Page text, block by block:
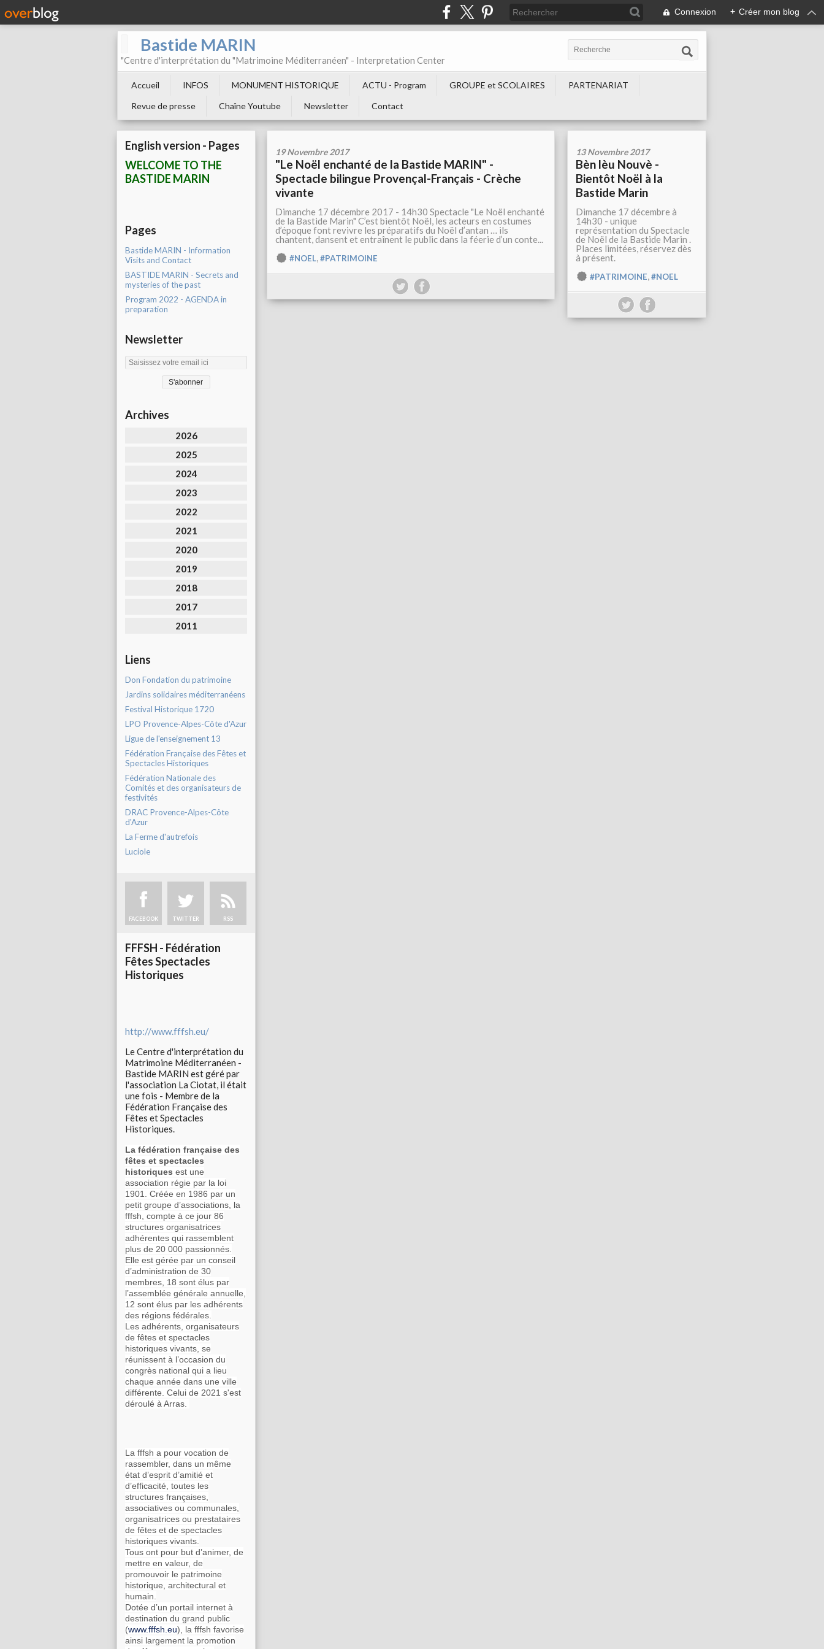
Connexion + Créer mon blog
Bastide MARIN
"Centre d'interprétation du "Matrimoine Méditerranéen" - Interpretation Center
Accueil INFOS MONUMENT HISTORIQUE ACTU - Program GROUPE et SCOLAIRES
PARTENARIAT
Revue de presse
Chaîne Youtube Newsletter Contact
English version - Pages
WELCOME TO THE
BASTIDE MARIN
Pages
Bastide MARIN - Information
Visits and Contact
BASTIDE MARIN - Secrets and
mysteries of the past
Program 2022 - AGENDA in
preparation
Newsletter
Archives
2026
2025
2024
2023
2022
2021
2020
2019
2018
2017
2011
Liens
Don Fondation du patrimoine
Jardins solidaires méditerranéens
Festival Historique 1720
LPO Provence-Alpes-Côte d'Azur
Ligue de l'enseignement 13
Fédération Française des Fêtes et
Spectacles Historiques
Fédération Nationale des
Comités et des organisateurs de
festivités
DRAC Provence-Alpes-Côte
d'Azur
La Ferme d'autrefois
Luciole
FACEBOOK TWITTER RSS
FFFSH - Fédération
Fêtes Spectacles
Historiques
http://www.fffsh.eu/
Le Centre d'interprétation du
Matrimoine Méditerranéen -
Bastide MARIN est géré par
l'association La Ciotat, il était
une fois - Membre de la
Fédération Française des
Fêtes et Spectacles
Historiques.
La fédération française des
fêtes et spectacles
historiques est une
association régie par la loi
1901. Créée en 1986 par un
petit groupe d’associations, la
fffsh, compte à ce jour 86
structures organisatrices
adhérentes qui rassemblent
plus de 20 000 passionnés.
Elle est gérée par un conseil
d’administration de 30
membres, 18 sont élus par
l’assemblée générale annuelle,
12 sont élus par les adhérents
des régions fédérales.
Les adhérents, organisateurs
de fêtes et spectacles
historiques vivants, se
réunissent à l’occasion du
congrès national qui a lieu
chaque année dans une ville
différente. Celui de 2021 s'est
déroulé à Arras.
La fffsh a pour vocation de
rassembler, dans un même
état d’esprit d’amitié et
d’efficacité, toutes les
structures françaises,
associatives ou communales,
organisatrices ou prestataires
de fêtes et de spectacles
historiques vivants.
Tous ont pour but d’animer, de
mettre en valeur, de
promouvoir le patrimoine
historique, architectural et
humain.
Dotée d’un portail internet à
destination du grand public
(www.fffsh.eu), la fffsh favorise
ainsi largement la promotion
19 Novembre 2017
"Le Noël enchanté de la Bastide MARIN" -
Spectacle bilingue Provençal-Français - Crèche
vivante
Dimanche 17 décembre 2017 - 14h30 Spectacle "Le Noël enchanté
de la Bastide Marin" C’est bientôt Noël, les acteurs en costumes
d’époque font revivre les préparatifs du Noël d’antan … ils
chantent, dansent et entraînent le public dans la féerie d’un conte...
#NOEL,#PATRIMOINE
13 Novembre 2017
Bèn lèu Nouvè -
Bientôt Noël à la
Bastide Marin
Dimanche 17 décembre à
14h30 - unique
représentation du Spectacle
de Noël de la Bastide Marin .
Places limitées, réservez dès
à présent.
#PATRIMOINE,#NOEL